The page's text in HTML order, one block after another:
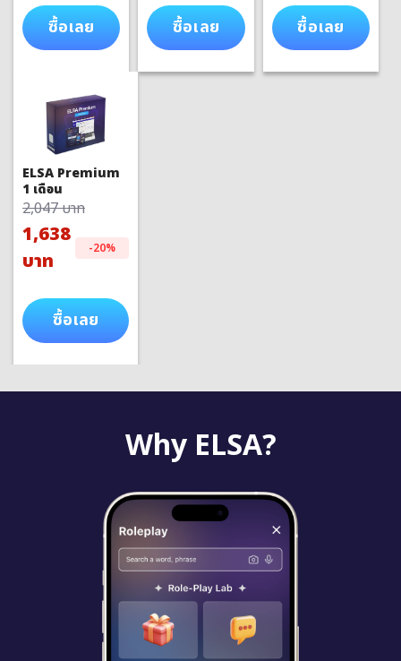
ซื้อเลย ซื้อเลย ซื้อเลย
ELSA Premium
1 เดือน
2,047 บาท
1,638
บาท
-20%
ซื้อเลย
Why ELSA?